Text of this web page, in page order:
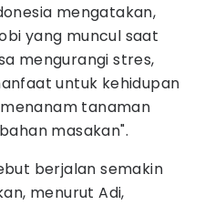
mengatakan,
yang muncul saat
mengurangi stres,
untuk kehidupan
tanaman
masakan".
berjalan semakin
menurut Adi,